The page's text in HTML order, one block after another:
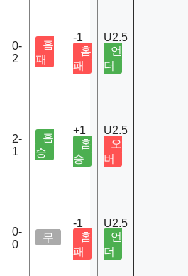
0-
2
홈
패
-1
홈
패
U2.5
언
더
2-
1
홈
승
+1
홈
승
U2.5
오
버
0-
0
무
-1
홈
패
U2.5
언
더